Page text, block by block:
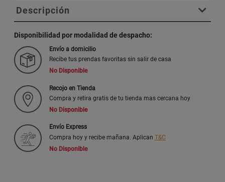
Descripción
Disponibilidad por modalidad de despacho:
Envío a domicilio
Recibe tus prendas favoritas sin salir de casa
No Disponible
Recojo en Tienda
Compra y retira gratis de tu tienda mas cercana hoy
No Disponible
Envío Express
Compra hoy y recibe mañana. Aplican T&C
No Disponible